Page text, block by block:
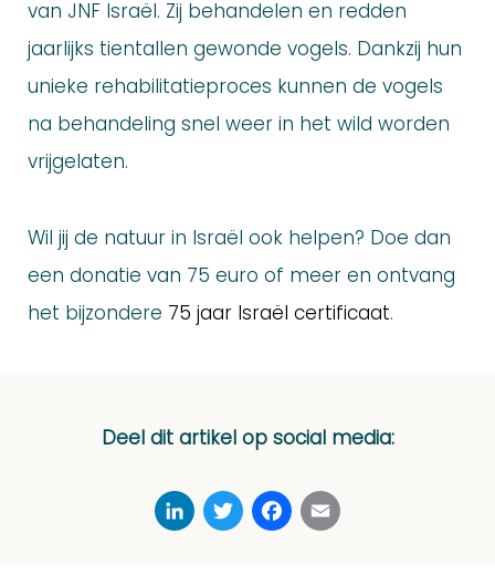
van JNF Israël. Zij behandelen en redden
jaarlijks tientallen gewonde vogels. Dankzij hun
unieke rehabilitatieproces kunnen de vogels
na behandeling snel weer in het wild worden
vrijgelaten.
Wil jij de natuur in Israël ook helpen? Doe dan
een donatie van 75 euro of meer en ontvang
het bijzondere 75 jaar Israël certificaat.
Deel dit artikel op social media:
LinkedInTwitterFacebook